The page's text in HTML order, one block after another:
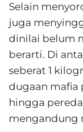
Selain
juga
dinilai belum
berarti. Di
seberat 1
dugaan mafia
hingga
mengandung